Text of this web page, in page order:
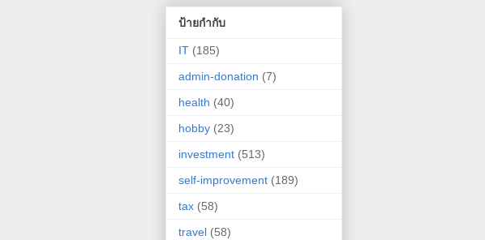
ป้ายกำกับ
IT (185)
admin-donation (7)
health (40)
hobby (23)
investment (513)
self-improvement (189)
tax (58)
travel (58)